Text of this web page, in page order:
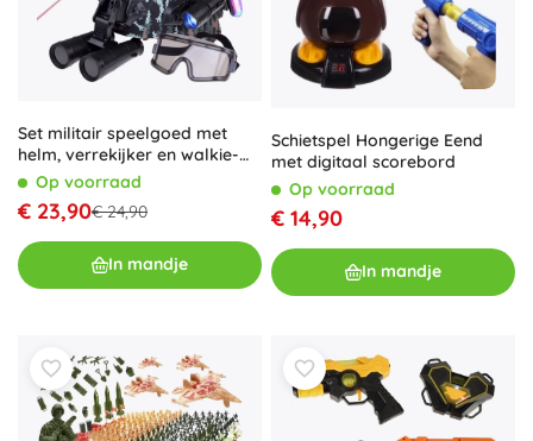
en verzamelaars die gedetailleerde soldaten en
gevechtstechniek waarderen. Soldaten, legerspeelgoed en
sets biedenoneindige mogelijkhedenvoor speelplezier en
Set militair speelgoed met
helm, verrekijker en walkie-
talkieOp voorraad
€ 23,90€ 24,90
In mandje
Schietspel Hongerige Eend
met digitaal scorebord
Op voorraad
€ 14,90
In mandje